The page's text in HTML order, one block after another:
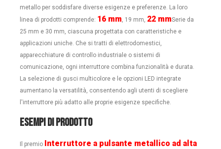
metallo per soddisfare diverse esigenze e preferenze. La loro
linea di prodotti comprende: 16 mm, 19 mm, 22 mmSerie da
25 mm e 30 mm, ciascuna progettata con caratteristiche e
applicazioni uniche. Che si tratti di elettrodomestici,
apparecchiature di controllo industriale o sistemi di
comunicazione, ogni interruttore combina funzionalità e durata.
La selezione di gusci multicolore e le opzioni LED integrate
aumentano la versatilità, consentendo agli utenti di scegliere
l'interruttore più adatto alle proprie esigenze specifiche.
Esempi di prodotto
Il premio Interruttore a pulsante metallico ad alta